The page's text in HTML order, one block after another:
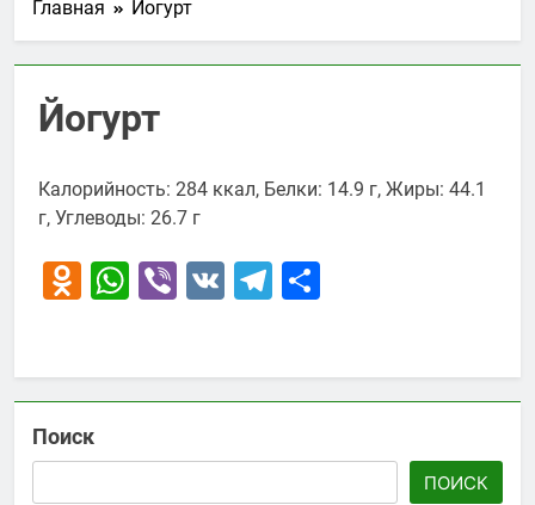
Главная Йогурт
Йогурт
Калорийность: 284 ккал, Белки: 14.9 г, Жиры: 44.1
г, Углеводы: 26.7 г
Odnoklassniki
WhatsApp
Viber
VK Telegram
Поиск
ПОИСК